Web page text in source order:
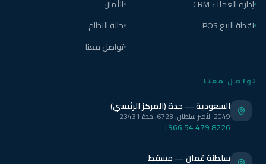
إدارة العملاء CRM
نقطة البيع POS
الأمان
حالة النظام
تواصل معنا
تواصل معنا
السعودية — جدة (المركز الرئيسي)
2049 الأمير سلطان، 6723، جدة 23431
+966 54 479 8226
سلطنة عُمان — مسقط